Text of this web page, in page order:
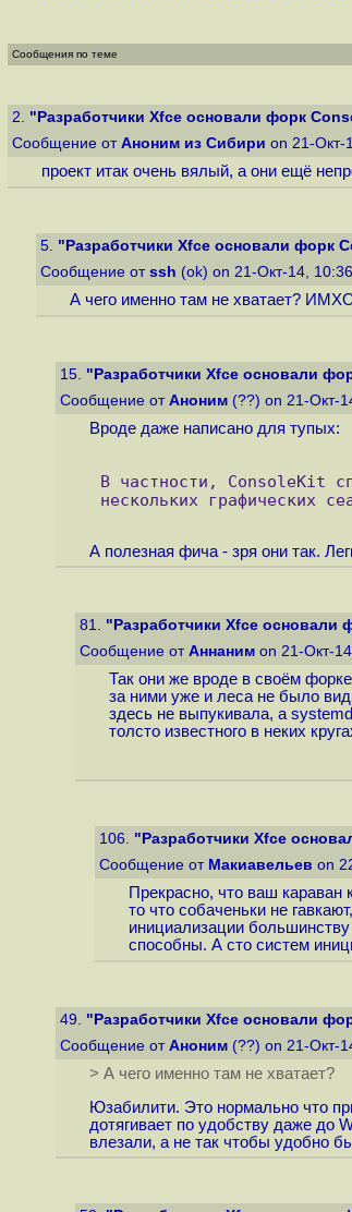
Сообщения по теме
2. "Разработчики Xfce основали форк
Сообщение от Аноним из Сибири on 21-Окт-
проект итак очень вялый, а они ещё
5. "Разработчики Xfce основали форк
Сообщение от ssh (ok) on 21-Окт-14, 10:36
А чего именно там не хватает?
15. "Разработчики Xfce основали
Сообщение от Аноним (??) on 21-Окт-
Вроде даже написано для тyпых:
В частности, ConsoleKit
нескольких графических
А полезная фича - зря они так.
81. "Разработчики Xfce основали
Сообщение от Аннаним on 21-Окт-
Так они же вроде в своём
за ними уже и леса не было
здесь не выпукивала, а
толсто известного в неких
106. "Разработчики Xfce
Сообщение от Макиавельев on
Прекрасно, что ваш
то что собаченьки не
инициализации
способны. А сто систем
49. "Разработчики Xfce основали
Сообщение от Аноним (??) on 21-Окт-
> А чего именно там не хватает?
Юзабилити. Это нормально что
дотягивает по удобству даже до
влезали, а не так чтобы удобно